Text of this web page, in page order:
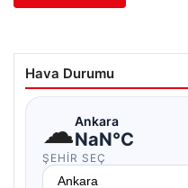
Hava Durumu
☁Ankara
NaN°C
ŞEHIR SEÇ